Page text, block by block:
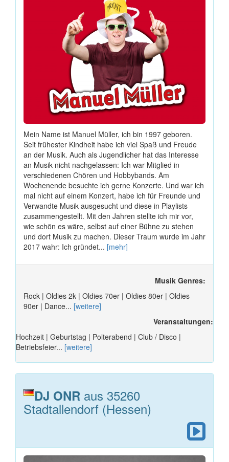
Mein Name ist Manuel Müller, ich bin 1997 geboren.
Seit frühester Kindheit habe ich viel Spaß und Freude
an der Musik. Auch als Jugendlicher hat das Interesse
an Musik nicht nachgelassen: Ich war Mitglied in
verschiedenen Chören und Hobbybands. Am
Wochenende besuchte ich gerne Konzerte. Und war ich
mal nicht auf einem Konzert, habe ich für Freunde und
Verwandte Musik ausgesucht und diese in Playlists
zusammengestellt. Mit den Jahren stellte ich mir vor,
wie schön es wäre, selbst auf einer Bühne zu stehen
und dort Musik zu machen. Dieser Traum wurde im Jahr
2017 wahr: Ich gründet... [mehr]
Musik Genres:
Rock | Oldies 2k | Oldies 70er | Oldies 80er | Oldies
90er | Dance... [weitere]
Veranstaltungen:
Hochzeit | Geburtstag | Polterabend | Club / Disco |
Betriebsfeier... [weitere]
DJ ONR aus 35260
Stadtallendorf (Hessen)